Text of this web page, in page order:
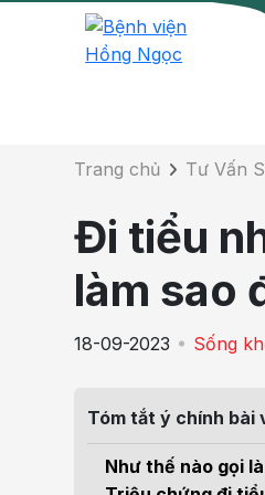
Cơ
Tầm
Điện
Chi
Trang chủ Tư Vấn
Đi tiểu
làm sao
18-09-2023 Sống
Tóm tắt ý chính bài
Như thế nào gọi